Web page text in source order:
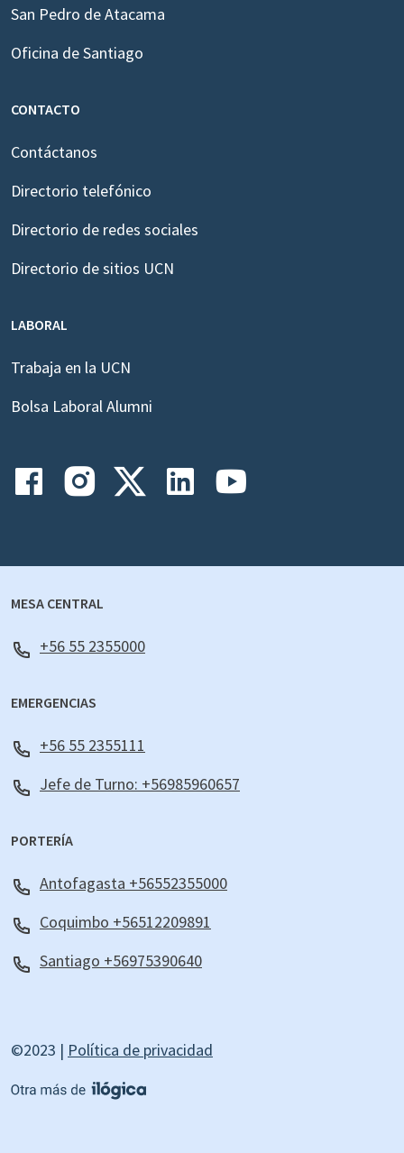
San Pedro de Atacama
Oficina de Santiago
CONTACTO
Contáctanos
Directorio telefónico
Directorio de redes sociales
Directorio de sitios UCN
LABORAL
Trabaja en la UCN
Bolsa Laboral Alumni
MESA CENTRAL
+56 55 2355000
EMERGENCIAS
+56 55 2355111
Jefe de Turno: +56985960657
PORTERÍA
Antofagasta +56552355000
Coquimbo +56512209891
Santiago +56975390640
©2023 | Política de privacidad